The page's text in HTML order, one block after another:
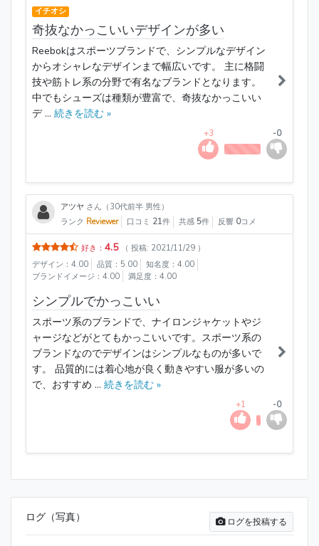
イチオシ
奇抜なかっこいいデザインが多い
Reebokはスポーツブランドで、シンプルなデザイン
からオシャレなデザインまで幅広いです。 主に格闘
技や筋トレ系の分野で有名なブランドとなります。
中でもシューズは種類が豊富で、奇抜なかっこいい
デ ... 続きを読む »
+3 -0
アツヤ さん（30代前半 男性）
ランク Reviewer 口コミ 21件 共感 5件 反響 0コメ
好き： 4.5
（ 投稿: 2021/11/29 ）
デザイン：4.00
品質：5.00
知名度：4.00
ブランドイメージ：4.00
満足度：4.00
シンプルでかっこいい
スポーツ系のブランドで、ナイロンジャケットやジ
ャージなどがとてもかっこいいです。スポーツ系の
ブランドなのでデザインはシンプルなものが多いで
す。 品質的には着心地が良く動きやすい服が多いの
で、おすすめ ... 続きを読む »
+1 -0
ログを投稿する
ログ（写真）